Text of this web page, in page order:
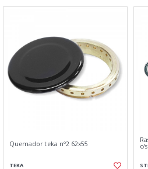
Quemador teka nº2 62x55
TEKA
c/